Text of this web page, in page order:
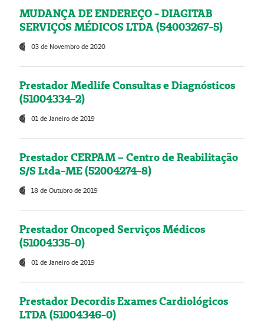
MUDANÇA DE ENDEREÇO - DIAGITAB
SERVIÇOS MÉDICOS LTDA (54003267-5)
03 de Novembro de 2020
Prestador Medlife Consultas e Diagnósticos
(51004334-2)
01 de Janeiro de 2019
Prestador CERPAM – Centro de Reabilitação
S/S Ltda-ME (52004274-8)
18 de Outubro de 2019
Prestador Oncoped Serviços Médicos
(51004335-0)
01 de Janeiro de 2019
Prestador Decordis Exames Cardiológicos
LTDA (51004346-0)